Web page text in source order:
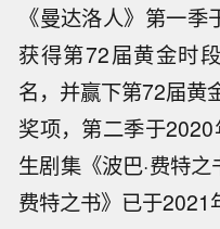
《曼达洛人》第一季
获得第72届黄金时
名，并赢下第72届黄
奖项，第二季于
生剧集《波巴·费特
费特之书》已于2021